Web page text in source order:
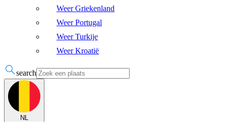
Weer Griekenland
Weer Portugal
Weer Turkije
Weer Kroatië
search
NL